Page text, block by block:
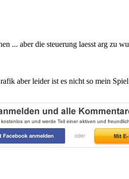
... aber die steuerung laesst arg zu
aber leider ist es nicht so mein